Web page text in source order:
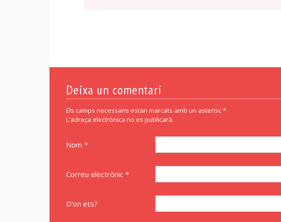
Deixa un comentari
Els camps necessaris estan marcats amb un asterisc *
L'adreça electrònica no es publicarà.
Nom *
Correu electrònic *
D'on ets?